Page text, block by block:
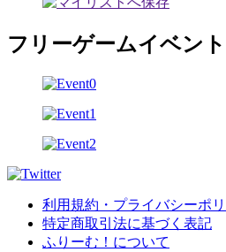
フリーゲームイベント
利用規約・プライバシーポ
特定商取引法に基づく表記
ふりーむ！について